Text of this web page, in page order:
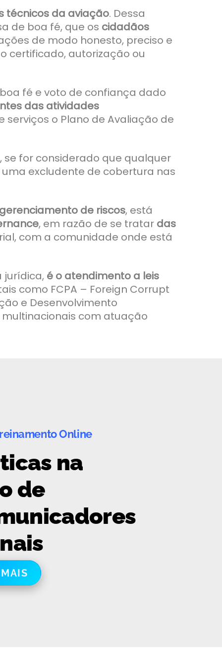
técnicos da aviação. Dessa
de boa fé, que os cidadãos
de modo honesto, preciso e
certificado, autorização ou
fé e voto de confiança dado
das atividades
o Plano de Avaliação de
se for considerado que qualquer
excludente de cobertura nas
de riscos, está
, em razão de se tratar das
com a comunidade onde está
jurídica, é o atendimento a leis
como FCPA – Foreign Corrupt
e Desenvolvimento
com atuação
Online
na
de